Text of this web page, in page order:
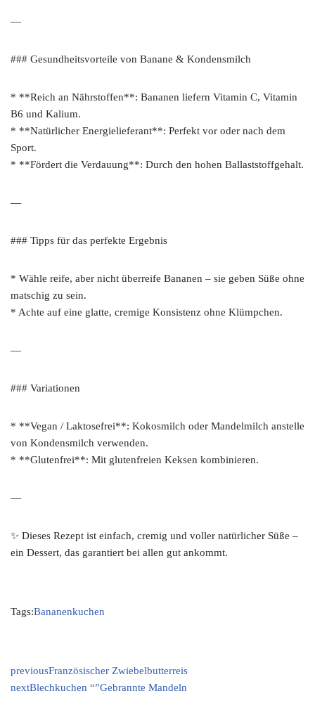
—
### Gesundheitsvorteile von Banane & Kondensmilch
* **Reich an Nährstoffen**: Bananen liefern Vitamin C, Vitamin
B6 und Kalium.
* **Natürlicher Energielieferant**: Perfekt vor oder nach dem
Sport.
* **Fördert die Verdauung**: Durch den hohen Ballaststoffgehalt.
—
### Tipps für das perfekte Ergebnis
* Wähle reife, aber nicht überreife Bananen – sie geben Süße ohne
matschig zu sein.
* Achte auf eine glatte, cremige Konsistenz ohne Klümpchen.
—
### Variationen
* **Vegan / Laktosefrei**: Kokosmilch oder Mandelmilch anstelle
von Kondensmilch verwenden.
* **Glutenfrei**: Mit glutenfreien Keksen kombinieren.
—
✨ Dieses Rezept ist einfach, cremig und voller natürlicher Süße –
ein Dessert, das garantiert bei allen gut ankommt.
Tags:Bananenkuchen
previousFranzösischer Zwiebelbutterreis
nextBlechkuchen “”Gebrannte Mandeln